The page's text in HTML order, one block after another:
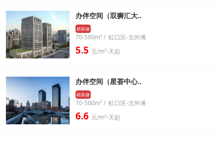
办伴空间（双狮汇大..
精装修
70-500m² / 虹口区-北外滩
5.5 元/m²⋅天起
办伴空间（星荟中心..
精装修
70-500m² / 虹口区-北外滩
6.6 元/m²⋅天起